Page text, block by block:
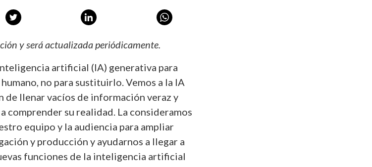
y será actualizada periódicamente.
artificial (IA) generativa para
no para sustituirlo. Vemos a la IA
de llenar vacíos de información veraz y
comprender su realidad. La consideramos
equipo y la audiencia para ampliar
y producción y ayudarnos a llegar a
funciones de la inteligencia artificial